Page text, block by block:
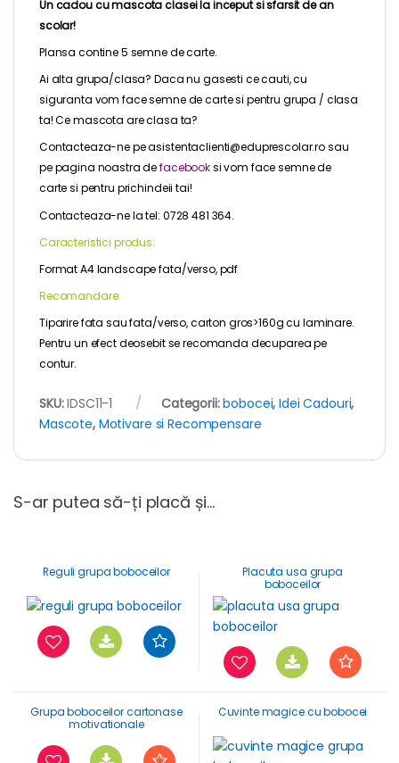
Un cadou cu mascota clasei la inceput si sfarsit de an
scolar!
Plansa contine 5 semne de carte.
Ai alta grupa/clasa? Daca nu gasesti ce cauti, cu
siguranta vom face semne de carte si pentru grupa / clasa
ta! Ce mascota are clasa ta?
Contacteaza-ne pe asistentaclienti@eduprescolar.ro sau
pe pagina noastra defacebooksi vom face semne de
carte si pentru prichindeii tai!
Contacteaza-ne la tel: 0728 481 364.
Caracteristici produs:
Format A4 landscape fata/verso, pdf
Recomandare:
Tiparire fata sau fata/verso, carton gros>160g cu laminare.
Pentru un efect deosebit se recomanda decuparea pe
contur.
SKU:IDSC11-1 Categorii:bobocei,Idei Cadouri,
Mascote, Motivare si Recompensare
S-ar putea să-ți placă și…
Reguli grupa boboceilor
Placuta usa grupa
boboceilor
Grupa boboceilor cartonase
motivationale
Cuvinte magice cu bobocei